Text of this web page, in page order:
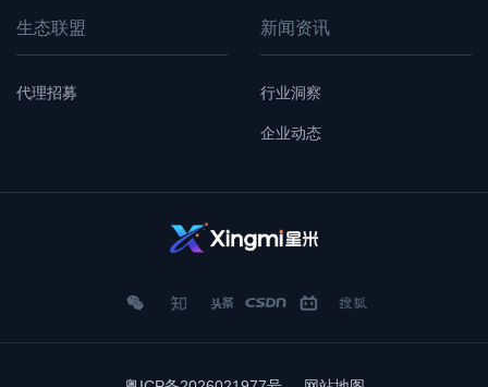
生态联盟
代理招募
新闻资讯
行业洞察
企业动态
微 知 头 CSDN哔